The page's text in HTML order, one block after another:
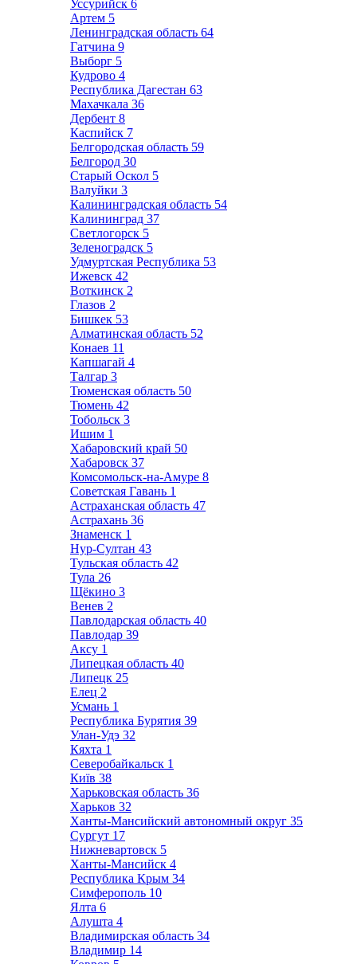
Уссурийск 6
Артем 5
Ленинградская область 64
Гатчина 9
Выборг 5
Кудрово 4
Республика Дагестан 63
Махачкала 36
Дербент 8
Каспийск 7
Белгородская область 59
Белгород 30
Старый Оскол 5
Валуйки 3
Калининградская область 54
Калининград 37
Светлогорск 5
Зеленоградск 5
Удмуртская Республика 53
Ижевск 42
Воткинск 2
Глазов 2
Бишкек 53
Алматинская область 52
Конаев 11
Капшагай 4
Талгар 3
Тюменская область 50
Тюмень 42
Тобольск 3
Ишим 1
Хабаровский край 50
Хабаровск 37
Комсомольск-на-Амуре 8
Советская Гавань 1
Астраханская область 47
Астрахань 36
Знаменск 1
Нур-Султан 43
Тульская область 42
Тула 26
Щёкино 3
Венев 2
Павлодарская область 40
Павлодар 39
Аксу 1
Липецкая область 40
Липецк 25
Елец 2
Усмань 1
Республика Бурятия 39
Улан-Удэ 32
Кяхта 1
Северобайкальск 1
Київ 38
Харьковская область 36
Харьков 32
Ханты-Мансийский автономный округ 35
Сургут 17
Нижневартовск 5
Ханты-Мансийск 4
Республика Крым 34
Симферополь 10
Ялта 6
Алушта 4
Владимирская область 34
Владимир 14